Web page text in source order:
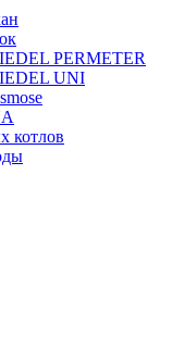
PERMETER
UNI
котлов